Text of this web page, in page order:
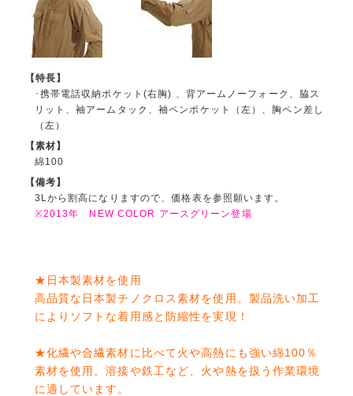
【特長】
･携帯電話収納ポケット(右胸) 、背アームノーフォーク、脇ス
リット、袖アームタック、袖ペンポケット（左）、胸ペン差し
（左）
【素材】
綿100
【備考】
3Lから割高になりますので、価格表を参照願います。
※2013年 NEW COLOR アースグリーン登場
★日本製素材を使用
高品質な日本製チノクロス素材を使用。製品洗い加工
によりソフトな着用感と防縮性を実現！
★化繊や合繊素材に比べて火や高熱にも強い綿100％
素材を使用。溶接や鉄工など、火や熱を扱う作業環境
に適しています。